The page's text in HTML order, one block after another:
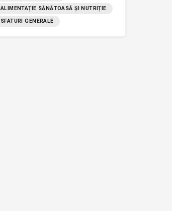
ALIMENTAȚIE SĂNĂTOASĂ ȘI NUTRIȚIE
SFATURI GENERALE